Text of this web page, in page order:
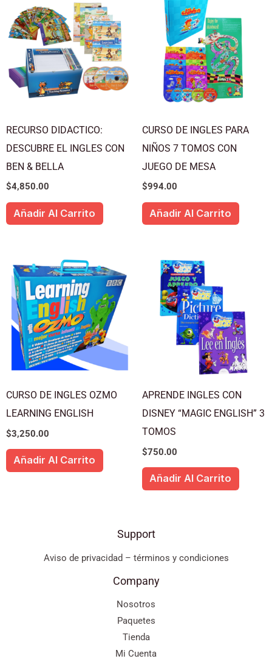
RECURSO DIDACTICO:
DESCUBRE EL INGLES CON
BEN & BELLA
$4,850.00
Añadir Al Carrito
CURSO DE INGLES PARA
NIÑOS 7 TOMOS CON
JUEGO DE MESA
$994.00
Añadir Al Carrito
CURSO DE INGLES OZMO
LEARNING ENGLISH
$3,250.00
Añadir Al Carrito
APRENDE INGLES CON
DISNEY “MAGIC ENGLISH” 3
TOMOS
$750.00
Añadir Al Carrito
Support
Aviso de privacidad – términos y condiciones
Company
Nosotros
Paquetes
Tienda
Mi Cuenta